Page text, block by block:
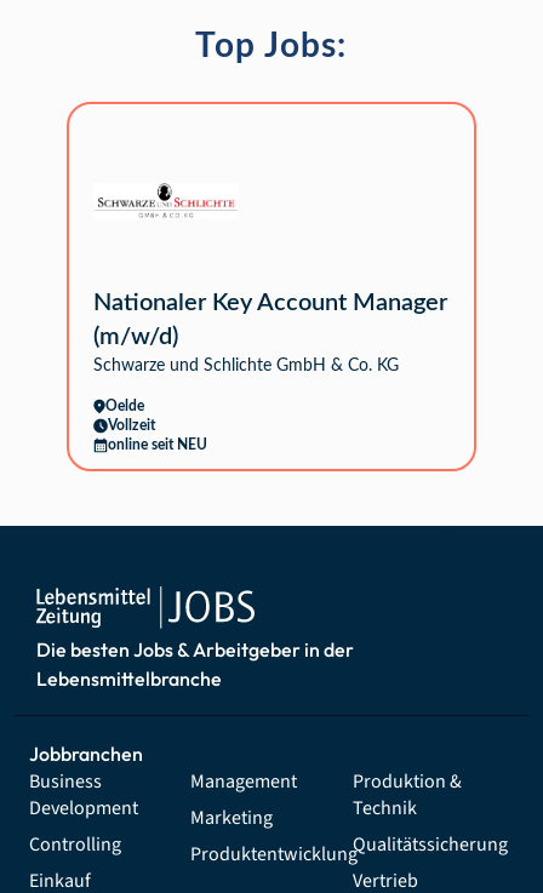
Top Jobs:
Nationaler Key Account Manager
(m/w/d)
Schwarze und Schlichte GmbH & Co. KG
Oelde
Vollzeit
online seit NEU
Die besten Jobs & Arbeitgeber in der
Lebensmittelbranche
Jobbranchen
Business
Development
Controlling
Einkauf
Management
Marketing
Produktentwicklung
Produktion &
Technik
Qualitätssicherung
Vertrieb